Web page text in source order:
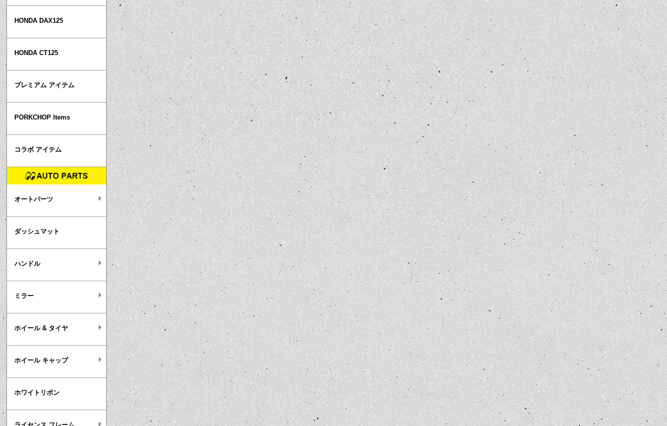
HONDA DAX125
HONDA CT125
プレミアム アイテム
PORKCHOP Items
コラボ アイテム
オートパーツ
ダッシュマット
ハンドル
ミラー
ホイール & タイヤ
ホイール キャップ
ホワイトリボン